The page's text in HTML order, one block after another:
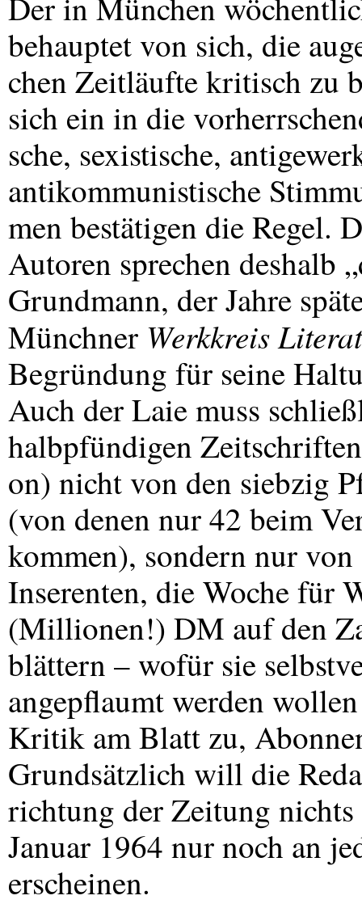
behauptet von sich, die
chen Zeitläufte kritisch zu
sich ein in die
sche, sexistische,
antikommunistische
men bestätigen die
Autoren sprechen deshalb
Grundmann, der Jahre
Münchner Werkkreis
Begründung für seine
Auch der Laie muss
halbpfündigen
on) nicht von den siebzig
(von denen nur 42 beim
kommen), sondern nur
Inserenten, die Woche für
(Millionen!) DM auf den
blättern – wofür sie
angepflaumt werden
Kritik am Blatt zu,
Grundsätzlich will die
richtung der Zeitung nichts
Januar 1964 nur noch an
erscheinen.